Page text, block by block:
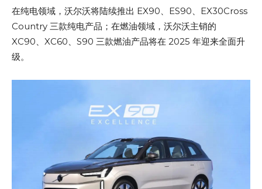
在纯电领域，沃尔沃将陆续推出 EX90、ES90、EX30Cross
Country 三款纯电产品；在燃油领域，沃尔沃主销的
XC90、XC60、S90 三款燃油产品将在 2025 年迎来全面升
级。